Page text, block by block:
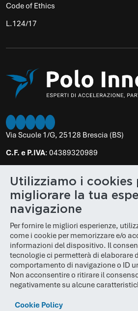
Code of Ethics
L.124/17
Instagram
LinkedIn
Facebook
TwitterYoutube
Via Scuole 1/G, 25128 Brescia (BS)
C.F. e P.IVA: 04389320989
N. REA : BS 610848
Cap. Soc.: € 100.000,00
Utilizziamo i cookies
migliorare la tua
navigazione
Per fornire le migliori esperienze,
come i cookie per memorizzare e/o
informazioni del dispositivo. Il
tecnologie ci permetterà di elaborare
comportamento di navigazione o ID
Non acconsentire o ritirare il
negativamente su alcune
Cookie Policy